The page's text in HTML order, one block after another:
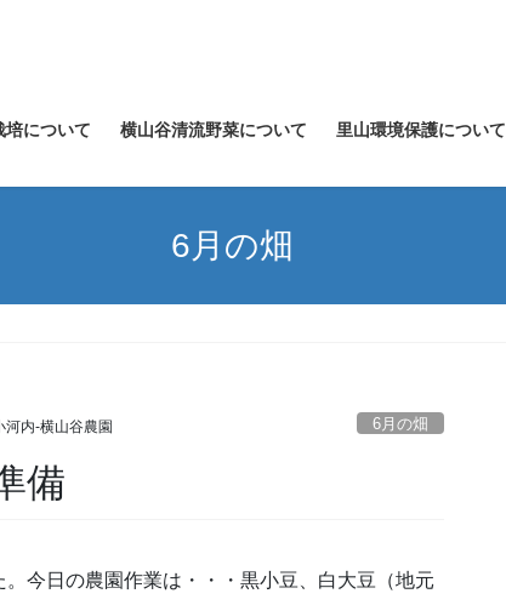
培について 横山谷清流野菜について 里山環境保護について
6月の畑
内‐横山谷農園 6月の畑
備
今日の農園作業は・・・黒小豆、白大豆（地元